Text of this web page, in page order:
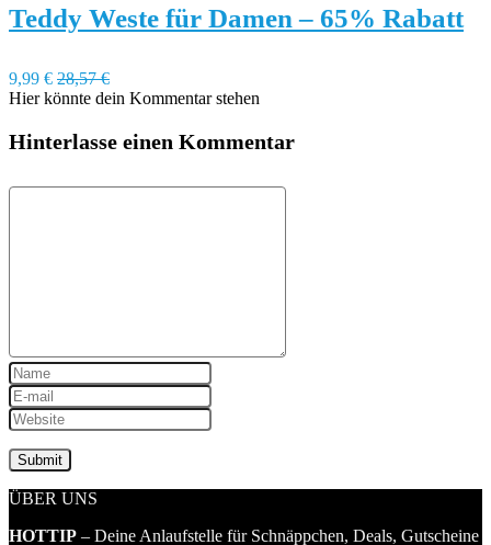
Teddy Weste für Damen – 65% Rabatt
9,99 € 28,57 €
Hier könnte dein Kommentar stehen
Hinterlasse einen Kommentar
ÜBER UNS
HOTTIP – Deine Anlaufstelle für Schnäppchen, Deals, Gutscheine